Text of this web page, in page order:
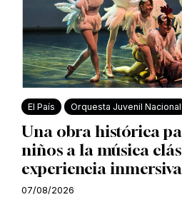
El País Orquesta Juvenil Nacional
Una obra histórica
niños a la música
experiencia
07/08/2026